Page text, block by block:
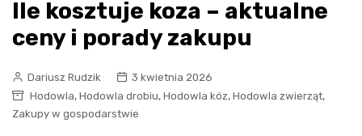
Ile kosztuje koza – aktualne
ceny i porady zakupu
Dariusz Rudzik
3 kwietnia 2026
Hodowla, Hodowla drobiu, Hodowla kóz, Hodowla zwierząt,
Zakupy w gospodarstwie